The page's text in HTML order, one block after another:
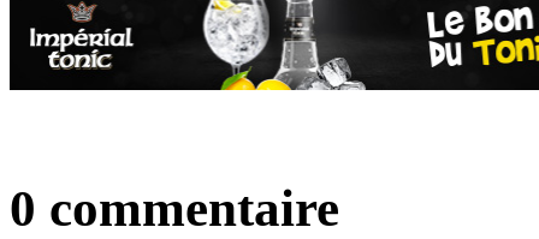
0 commentaire